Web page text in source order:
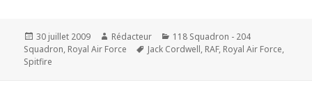
Publié
le
30 juillet 2009 Auteur
Rédacteur Catégories
118 Squadron - 204
Squadron, Royal Air Force
Mots-
Jack Cordwell, RAF, Royal Air Force,
Spitfire